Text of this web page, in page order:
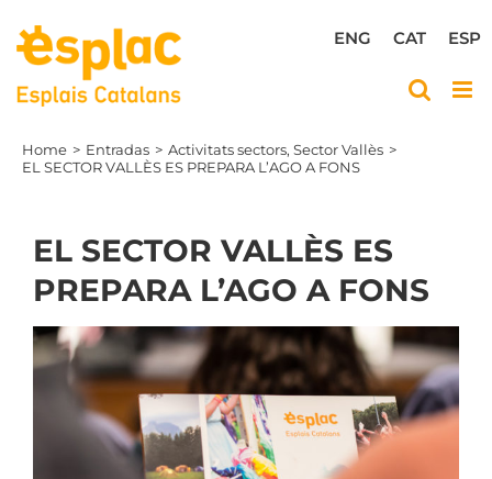
content
ESP
CAT
ENG
Home Entradas Activitats sectors Sector Vallès
EL SECTOR VALLÈS ES PREPARA L’AGO A FONS
EL SECTOR VALLÈS ES
PREPARA L’AGO A FONS
View
Larger